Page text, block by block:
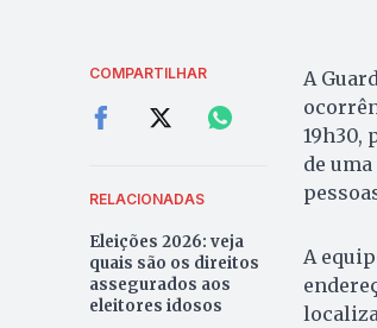
COMPARTILHAR
RELACIONADAS
Eleições 2026: veja
quais são os direitos
assegurados aos
eleitores idosos
A
19h30,
de
A